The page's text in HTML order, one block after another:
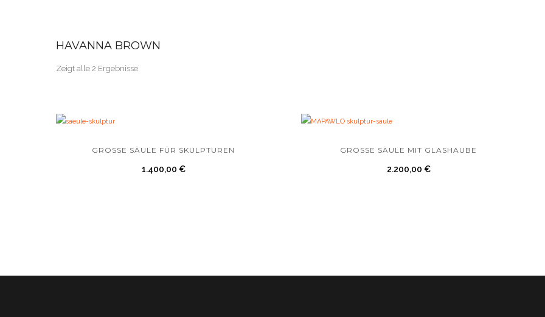
HAVANNA BROWN
Zeigt alle 2 Ergebnisse
GROSSE SÄULE FÜR SKULPTUREN
1.400,00 €
GROSSE SÄULE MIT GLASHAUBE
2.200,00 €